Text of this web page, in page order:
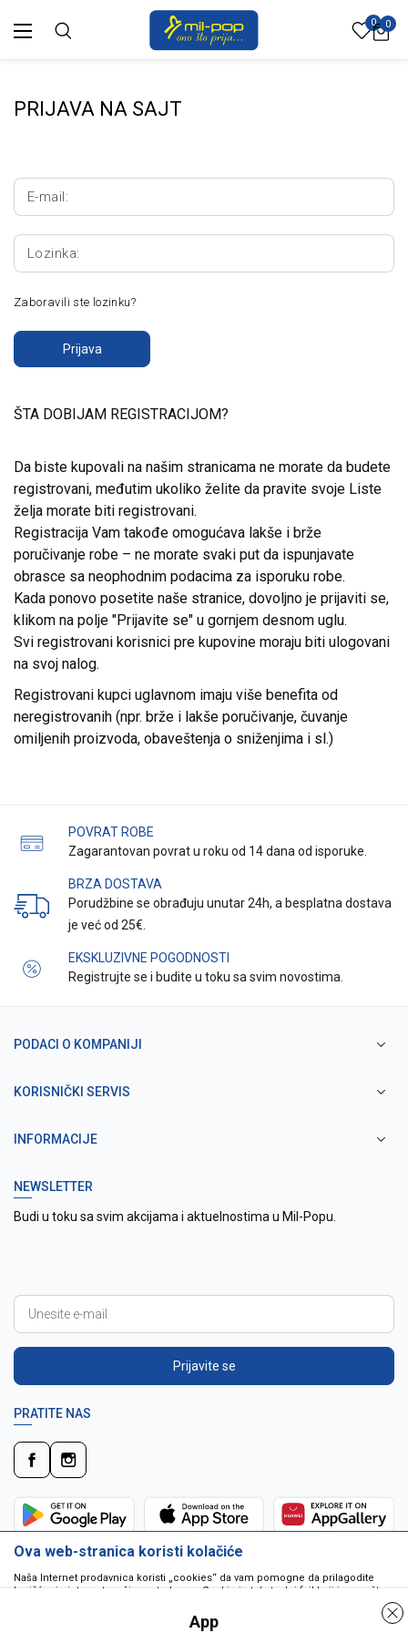
0 0
PRIJAVA NA SAJT
E-mail:
Lozinka:
Zaboravili ste lozinku?
Prijava
ŠTA DOBIJAM REGISTRACIJOM?
Da biste kupovali na našim stranicama ne morate da budete
registrovani, međutim ukoliko želite da pravite svoje Liste
želja morate biti registrovani.
Registracija Vam takođe omogućava lakše i brže
poručivanje robe – ne morate svaki put da ispunjavate
obrasce sa neophodnim podacima za isporuku robe.
Kada ponovo posetite naše stranice, dovoljno je prijaviti se,
klikom na polje "Prijavite se" u gornjem desnom uglu.
Svi registrovani korisnici pre kupovine moraju biti ulogovani
na svoj nalog.
Registrovani kupci uglavnom imaju više benefita od
neregistrovanih (npr. brže i lakše poručivanje, čuvanje
omiljenih proizvoda, obaveštenja o sniženjima i sl.)
POVRAT ROBE
Zagarantovan povrat u roku od 14 dana od isporuke.
BRZA DOSTAVA
Porudžbine se obrađuju unutar 24h, a besplatna dostava
je već od 25€.
EKSKLUZIVNE POGODNOSTI
Registrujte se i budite u toku sa svim novostima.
PODACI O KOMPANIJI
KORISNIČKI SERVIS
INFORMACIJE
NEWSLETTER
Budi u toku sa svim akcijama i aktuelnostima u Mil-Popu.
Prijavite se
PRATITE NAS
Ova web-stranica koristi kolačiće
Naša Internet prodavnica koristi „cookies“ da vam pomogne da prilagodite
korišćenje interneta vašim potrebama. Cookie je tekstualni fajl koji je smešten
da pokrenu program ili da isporuče virus vašem računaru. Cookie-i su
jedinstveno dodeljeni vama, i jedino mogu biti pročitani od strane web servera
App